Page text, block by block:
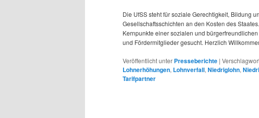
Die UfSS steht für soziale Gerechtigkeit, Bildung
Gesellschaftsschichten an den Kosten des
Kernpunkte einer sozialen und
und Fördermitglieder gesucht. Herzlich
Veröffentlicht unter Presseberichte |
Lohnerhöhungen, Lohnverfall, Niedriglohn,
Tarifpartner